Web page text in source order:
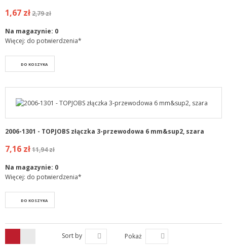
1,67 zł2,79 zł
Na magazynie: 0
Więcej: do potwierdzenia*
DO KOSZYKA
2006-1301 - TOPJOBS złączka 3-przewodowa 6 mm&sup2, szara
7,16 zł11,94 zł
Na magazynie: 0
Więcej: do potwierdzenia*
DO KOSZYKA
Sort by Pokaż